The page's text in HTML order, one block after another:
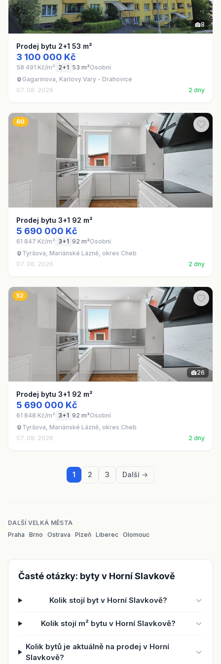
8
Prodej bytu 2+1 53 m²
3 100 000 Kč
58 491 Kč/m² 2+1 53 m²Osobní
Gagarinova, Karlovy Vary - Drahovice
07. 08. 2026
2 dny
60
Prodej bytu 3+1 92 m²
5 690 000 Kč
61 847 Kč/m² 3+1 92 m²Osobní
Tyršova, Mariánské Lázně, okres Cheb
07. 08. 2026
2 dny
52
26
Prodej bytu 3+1 92 m²
5 690 000 Kč
61 848 Kč/m² 3+1 92 m²Osobní
Tyršova, Mariánské Lázně, okres Cheb
07. 08. 2026
2 dny
1 2 3 Další →
DALŠÍ VELKÁ MĚSTA
Praha · Brno · Ostrava · Plzeň · Liberec · Olomouc
Časté otázky: byty v Horní Slavkově
Kolik stojí byt v Horní Slavkově?
Kolik stojí m² bytu v Horní Slavkově?
Kolik bytů je aktuálně na prodej v Horní
Slavkově?